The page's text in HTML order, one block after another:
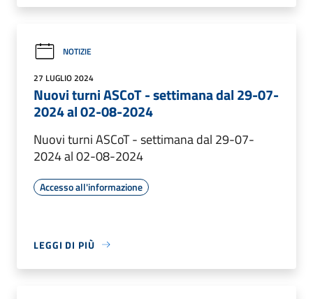
NOTIZIE
27 LUGLIO 2024
Nuovi turni ASCoT - settimana dal 29-07-
2024 al 02-08-2024
Nuovi turni ASCoT - settimana dal 29-07-
2024 al 02-08-2024
Accesso all'informazione
LEGGI DI PIÙ